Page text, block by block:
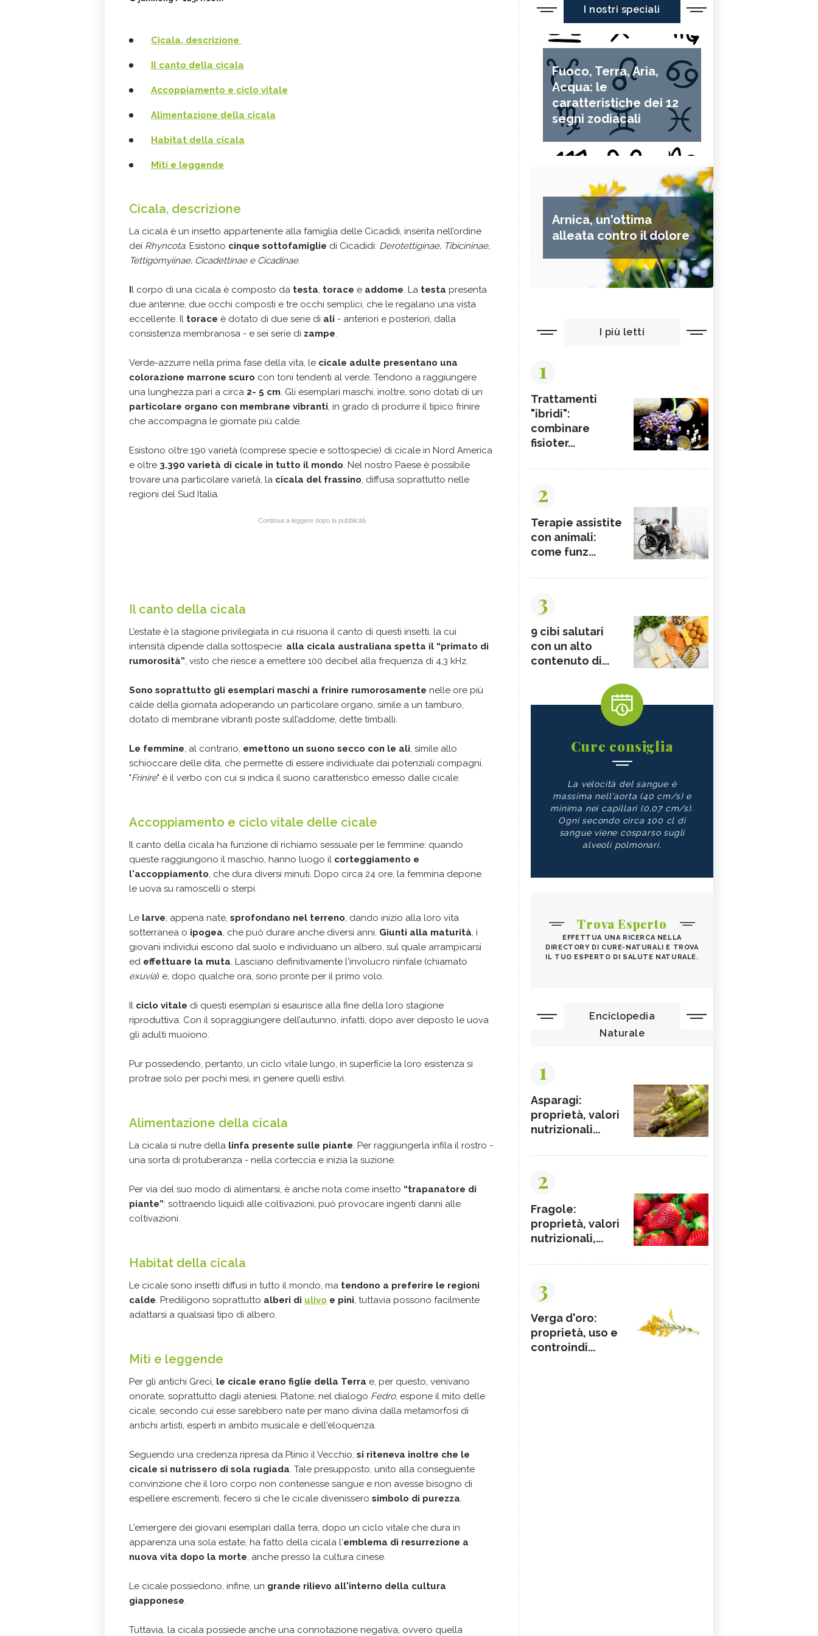
Cicala, descrizione
Il canto della cicala
Accoppiamento e ciclo vitale
Alimentazione della cicala
Habitat della cicala
Miti e leggende
Cicala, descrizione
La cicala è un insetto appartenente alla famiglia delle Cicadidi, inserita nell’ordine
dei Rhyncota. Esistono cinque sottofamiglie di Cicadidi: Derotettiginae, Tibicininae,
Tettigomyiinae, Cicadettinae e Cicadinae.
Il corpo di una cicala è composto da testa torace e addome . La testa presenta
due antenne, due occhi composti e tre occhi semplici, che le regalano una vista
eccellente. Il torace è dotato di due serie di ali - anteriori e posteriori, dalla
consistenza membranosa - e sei serie di zampe
Verde-azzurre nella prima fase della vita, le cicale adulte presentano una
colorazione marrone scuro con toni tendenti al verde. Tendono a raggiungere
una lunghezza pari a circa 2- 5 cm . Gli esemplari maschi, inoltre, sono dotati di un
particolare organo con membrane vibranti , in grado di produrre il tipico frinire
che accompagna le giornate più calde.
Esistono oltre 190 varietà (comprese specie e sottospecie) di cicale in Nord America
e oltre 3.390 varietà di cicale in tutto il mondo . Nel nostro Paese è possibile
trovare una particolare varietà, la cicala del frassino , diffusa soprattutto nelle
regioni del Sud Italia.
Continua a leggere dopo la pubblicità
Il canto della cicala
L’estate è la stagione privilegiata in cui risuona il canto di questi insetti, la cui
intensità dipende dalla sottospecie: alla cicala australiana spetta il “primato di
rumorosità” , visto che riesce a emettere 100 decibel alla frequenza di 4,3 kHz.
Sono soprattutto gli esemplari maschi a frinire rumorosamente nelle ore più
calde della giornata adoperando un particolare organo, simile a un tamburo,
dotato di membrane vibranti poste sull’addome, dette timballi.
Le femmine , al contrario, emettono un suono secco con le ali , simile allo
schioccare delle dita, che permette di essere individuate dai potenziali compagni.
"Frinire" è il verbo con cui si indica il suono caratteristico emesso dalle cicale.
Accoppiamento e ciclo vitale delle cicale
Il canto della cicala ha funzione di richiamo sessuale per le femmine: quando
queste raggiungono il maschio, hanno luogo il corteggiamento e
l'accoppiamento , che dura diversi minuti. Dopo circa 24 ore, la femmina depone
le uova su ramoscelli o sterpi.
Le larve , appena nate, sprofondano nel terreno , dando inizio alla loro vita
sotterranea o ipogea , che può durare anche diversi anni. Giunti alla maturità , i
giovani individui escono dal suolo e individuano un albero, sul quale arrampicarsi
ed effettuare la muta . Lasciano definitivamente l'involucro ninfale (chiamato
exuvia) e, dopo qualche ora, sono pronte per il primo volo.
Il ciclo vitale di questi esemplari si esaurisce alla fine della loro stagione
riproduttiva. Con il sopraggiungere dell’autunno, infatti, dopo aver deposto le uova
gli adulti muoiono.
Pur possedendo, pertanto, un ciclo vitale lungo, in superficie la loro esistenza si
protrae solo per pochi mesi, in genere quelli estivi.
Alimentazione della cicala
La cicala si nutre della linfa presente sulle piante . Per raggiungerla infila il rostro -
una sorta di protuberanza - nella corteccia e inizia la suzione.
Per via del suo modo di alimentarsi, è anche nota come insetto “trapanatore di
piante”: sottraendo liquidi alle coltivazioni, può provocare ingenti danni alle
coltivazioni.
Habitat della cicala
Le cicale sono insetti diffusi in tutto il mondo, ma tendono a preferire le regioni
calde . Prediligono soprattutto alberi di ulivo e pini , tuttavia possono facilmente
adattarsi a qualsiasi tipo di albero.
Miti e leggende
Per gli antichi Greci, le cicale erano figlie della Terra e, per questo, venivano
onorate, soprattutto dagli ateniesi. Platone, nel dialogo Fedro, espone il mito delle
cicale, secondo cui esse sarebbero nate per mano divina dalla metamorfosi di
antichi artisti, esperti in ambito musicale e dell'eloquenza.
Seguendo una credenza ripresa da Plinio il Vecchio, si riteneva inoltre che le
cicale si nutrissero di sola rugiada . Tale presupposto, unito alla conseguente
convinzione che il loro corpo non contenesse sangue e non avesse bisogno di
espellere escrementi, fecero sì che le cicale divenissero simbolo di purezza
L'emergere dei giovani esemplari dalla terra, dopo un ciclo vitale che dura in
apparenza una sola estate, ha fatto della cicala l'emblema di resurrezione a
nuova vita dopo la morte , anche presso la cultura cinese.
Le cicale possiedono, infine, un grande rilievo all'interno della cultura
giapponese
Tuttavia, la cicala possiede anche una connotazione negativa, ovvero quella
I nostri speciali
Fuoco, Terra, Aria,
Acqua: le
caratteristiche dei 12
segni zodiacali
Arnica, un'ottima
alleata contro il dolore
I più letti
1
Trattamenti
"ibridi":
combinare
fisioter...
2
Terapie assistite
con animali:
come funz...
3
9 cibi salutari
con un alto
contenuto di...
Cure consiglia
La velocità del sangue è
massima nell'aorta (40 cm/s) e
minima nei capillari (0,07 cm/s).
Ogni secondo circa 100 cl di
sangue viene cosparso sugli
alveoli polmonari.
Trova Esperto
EFFETTUA UNA RICERCA NELLA
DIRECTORY DI CURE-NATURALI E TROVA
IL TUO ESPERTO DI SALUTE NATURALE.
Enciclopedia
Naturale
1
Asparagi:
proprietà, valori
nutrizionali...
2
Fragole:
proprietà, valori
nutrizionali,...
3
Verga d'oro:
proprietà, uso e
controindi...